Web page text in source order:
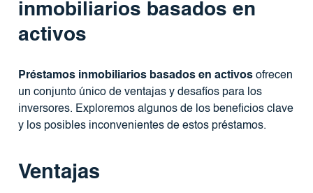
inmobiliarios basados ​​en
activos
Préstamos inmobiliarios basados ​​en activosofrecen
un conjunto único de ventajas y desafíos para los
inversores. Exploremos algunos de los beneficios clave
y los posibles inconvenientes de estos préstamos.
Ventajas